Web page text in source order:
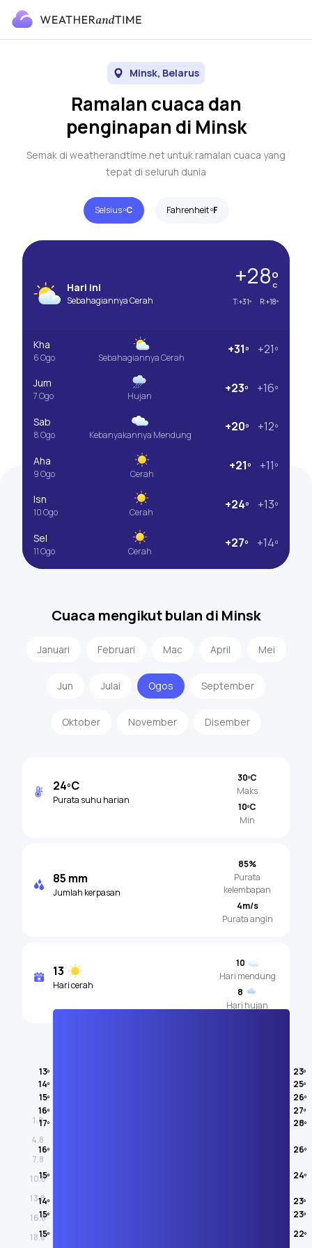
Minsk, Belarus
Ramalan cuaca dan
penginapan di Minsk
Semak di weatherandtime.net untuk ramalan cuaca yang
tepat di seluruh dunia
Selsius ºC Fahrenheit ºF
Hari ini
Sebahagiannya Cerah
+28º
C
T:+31º R:+18º
Kha
6 Ogo Sebahagiannya Cerah
+31º +21º
Jum
7 Ogo Hujan
+23º +16º
Sab
8 Ogo Kebanyakannya Mendung
+20º +12º
Aha
9 Ogo Cerah
+21º +11º
Isn
10 Ogo Cerah
+24º +13º
Sel
11 Ogo Cerah
+27º +14º
Cuaca mengikut bulan di Minsk
Januari Februari Mac April Mei
Jun Julai Ogos September
Oktober November Disember
24ºC
Purata suhu harian
30ºC
Maks
10ºC
Min
85 mm
Jumlah kerpasan
85%
Purata
kelembapan
4m/s
Purata angin
13
Hari cerah
10
Hari mendung
8
Hari hujan
13º 23º
1.8
14º 25º
4.8
15º 26º
7.8
16º 27º
10.8
17º 28º
13.8
16º 26º
16.8
15º 24º
18.8
14º
23º
15º
23º
15º
22º